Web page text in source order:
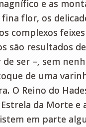
e as
flor, os
complexos
são resultados
ser –, sem
de uma
O Reino do
da Morte e
em parte